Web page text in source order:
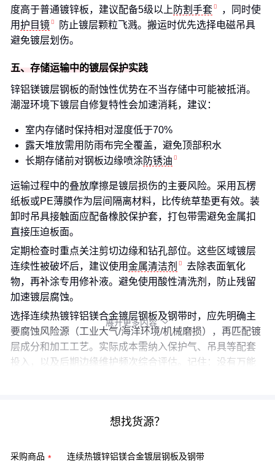
度高于普通镀锌板，建议配备5级以上 防割手套
，同时使
用护目镜
防止镀层颗粒飞溅。搬运时优先选择电磁吊具
避免镀层划伤。
五、存储运输中的镀层保护实践
锌铝镁镀层钢板的耐蚀性优势在不当存储中可能被抵消。
潮湿环境下镀层自修复特性会加速消耗，建议：
室内存储时保持相对湿度低于70%
露天堆放需用防雨布完全覆盖，避免顶部积水
长期存储前对钢板边缘喷涂防锈油
运输过程中的叠放摩擦是镀层损伤的主要风险。采用瓦楞
纸板或PE薄膜作为层间隔离材料，比传统草垫更有效。装
卸时吊具接触面应配备橡胶保护套，打包带需避免金属扣
直接压迫板面。
定期检查时重点关注剪切边缘和钻孔部位。这些区域镀层
连续性被破坏后，建议使用金属清洁剂
去除表面氧化
物，再补涂专用修补液。避免使用酸性清洗剂，防止残留
加速镀层腐蚀。
选择连续热镀锌铝镁合金镀层钢板及钢带时，应先明确主
要腐蚀风险源（工业大气/海洋环境/机械磨损），再匹配镀
层成分和加工工艺。实际成本需纳入保护气、吊具等配套
投入，以及后期边缘维护频次综合评估。记住：没有万能
展开更多内容 
想找货源？
采购商品